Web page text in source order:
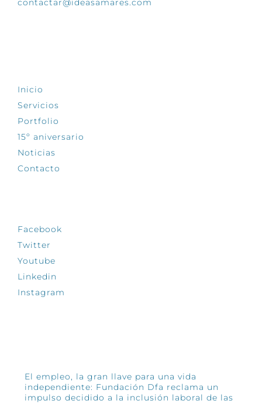
contactar@ideasamares.com
Inicio
Servicios
Portfolio
15º aniversario
Noticias
Contacto
Facebook
Twitter
Youtube
Linkedin
Instagram
El empleo, la gran llave para una vida
independiente: Fundación Dfa reclama un
impulso decidido a la inclusión laboral de las